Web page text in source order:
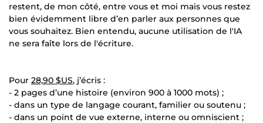
restent, de mon côté, entre vous et moi mais vous restez
bien évidemment libre d’en parler aux personnes que
vous souhaitez. Bien entendu, aucune utilisation de l'IA
ne sera faîte lors de l'écriture.
Pour 28,90 $US, j’écris :
- 2 pages d’une histoire (environ 900 à 1000 mots) ;
- dans un type de langage courant, familier ou soutenu ;
- dans un point de vue externe, interne ou omniscient ;